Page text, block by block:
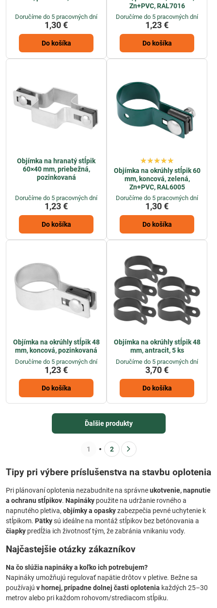
Doručíme do 5 pracovných dní
1,30 €
Do košíka
Zn+PVC, RAL7016
Doručíme do 5 pracovných dní
1,23 €
Do košíka
Objímka na hranatý stĺpik
60×40 mm, priebežná,
pozinkovaná
Doručíme do 5 pracovných dní
1,23 €
Do košíka
Objímka na okrúhly stĺpik 60
mm, koncová, zelená,
Zn+PVC, RAL6005
Doručíme do 5 pracovných dní
1,30 €
Do košíka
Objímka na okrúhly stĺpik 48
mm, koncová, pozinkovaná
Doručíme do 5 pracovných dní
1,23 €
Do košíka
Objímka na okrúhly stĺpik 48
mm, antracit, 5 ks
Doručíme do 5 pracovných dní
3,70 €
Do košíka
Ďalšie produkty
1 2
Tipy pri výbere príslušenstva na stavbu oplotenia
Pri plánovaní oplotenia nezabudnite na správneukotvenie, napnutie
a ochranu stĺpikov. Napináky použite na udržanie rovného a
napnutého pletiva, objímky a opaskyzabezpečia pevné uchytenie k
stĺpikom. Pätkysú ideálne na montáž stĺpikov bez betónovania a
čiapky predĺžia ich životnosť tým, že zabránia vnikaniu vody.
Najčastejšie otázky zákazníkov
Na čo slúžia napináky a koľko ich potrebujem?
Napináky umožňujú regulovať napätie drôtov v pletive. Bežne sa
používajú v hornej, prípadne dolnej časti oplotenia každých 25–30
metrov alebo pri každom rohovom/strediacom stĺpiku.